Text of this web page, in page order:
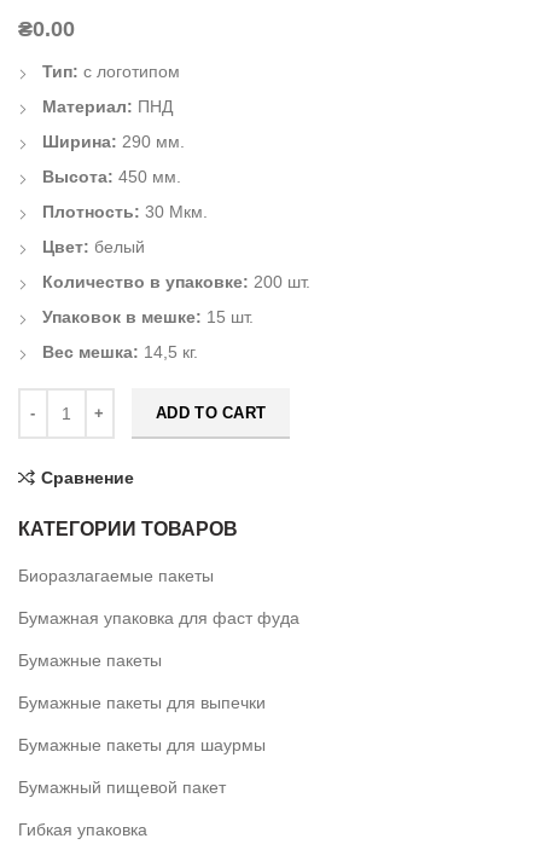
₴0.00
Тип: с логотипом
Материал: ПНД
Ширина: 290 мм.
Высота: 450 мм.
Плотность: 30 Мкм.
Цвет: белый
Количество в упаковке: 200 шт.
Упаковок в мешке: 15 шт.
Вес мешка: 14,5 кг.
ADD TO CART
Сравнение
КАТЕГОРИИ ТОВАРОВ
Биоразлагаемые пакеты
Бумажная упаковка для фаст фуда
Бумажные пакеты
Бумажные пакеты для выпечки
Бумажные пакеты для шаурмы
Бумажный пищевой пакет
Гибкая упаковка